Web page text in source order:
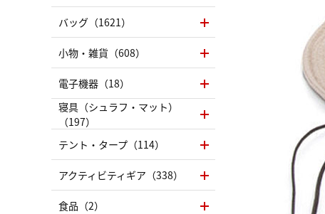
バッグ（1621）
小物・雑貨（608）
電子機器（18）
寝具（シュラフ・マット）
（197）
テント・タープ（114）
アクティビティギア（338）
食品（2）